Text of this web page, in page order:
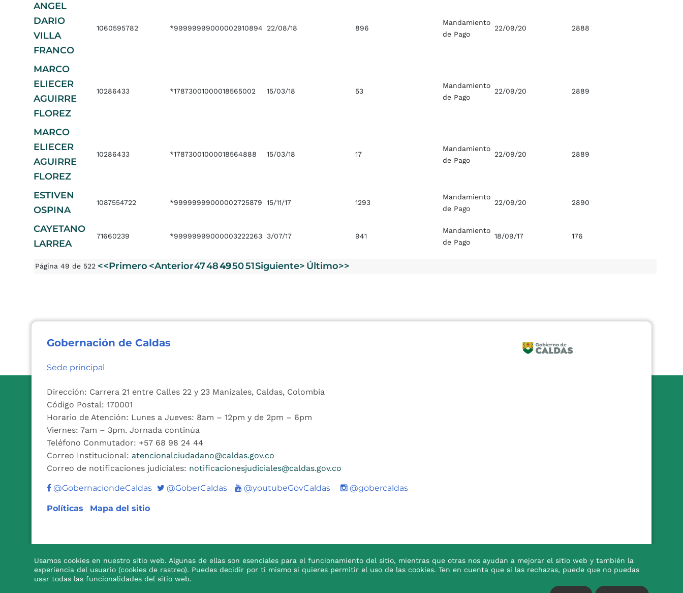
ANGEL
DARIO
VILLA
FRANCO
1060595782 *99999999000002910894 22/08/18 896
Mandamiento
de Pago
22/09/20 2888
MARCO
ELIECER
AGUIRRE
FLOREZ
10286433 *17873001000018565002 15/03/18 53
Mandamiento
de Pago
22/09/20 2889
MARCO
ELIECER
AGUIRRE
FLOREZ
10286433 *17873001000018564888 15/03/18 17
Mandamiento
de Pago
22/09/20 2889
ESTIVEN
OSPINA
1087554722 *99999999000002725879 15/11/17 1293
Mandamiento
de Pago
22/09/20 2890
CAYETANO
LARREA
71660239 *99999999000003222263 3/07/17 941
Mandamiento
de Pago
18/09/17 176
Página 49 de 522 <<Primero <Anterior4748495051Siguiente> Último>>
Gobernación de Caldas
Sede principal
Dirección: Carrera 21 entre Calles 22 y 23 Manizales, Caldas, Colombia
Código Postal: 170001
Horario de Atención: Lunes a Jueves: 8am – 12pm y de 2pm – 6pm
Viernes: 7am – 3pm. Jornada continúa
Teléfono Conmutador: +57 68 98 24 44
Correo Institucional: atencionalciudadano@caldas.gov.co
Correo de notificaciones judiciales: notificacionesjudiciales@caldas.gov.co
@GobernaciondeCaldas Twitter
@GoberCaldas Youtube
@youtubeGovCaldas @gobercaldas
Políticas Mapa del sitio

Usamos cookies en nuestro sitio web. Algunas de ellas son esenciales para el funcionamiento del sitio, mientras que otras nos ayudan a mejorar el sitio web y también la
experiencia del usuario (cookies de rastreo). Puedes decidir por ti mismo si quieres permitir el uso de las cookies. Ten en cuenta que si las rechazas, puede que no puedas
usar todas las funcionalidades del sitio web.